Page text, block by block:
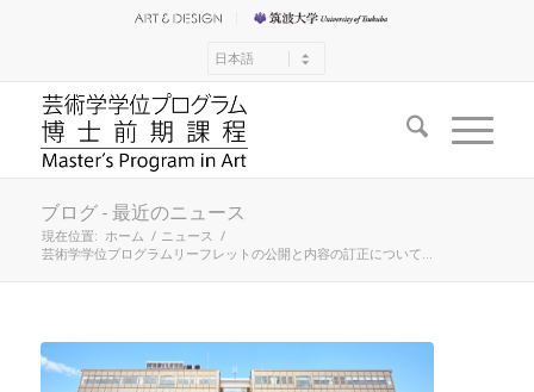
ブログ - 最近のニュース
現在位置: ホーム / ニュース /
芸術学学位プログラムリーフレットの公開と内容の訂正について...